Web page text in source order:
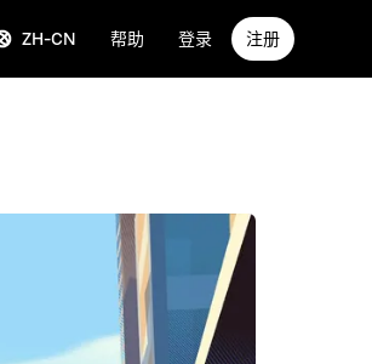
ZH-CN 帮助 登录 注册